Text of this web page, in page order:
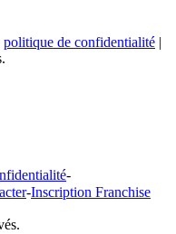
politique de confidentialité |
-
-Inscription Franchise